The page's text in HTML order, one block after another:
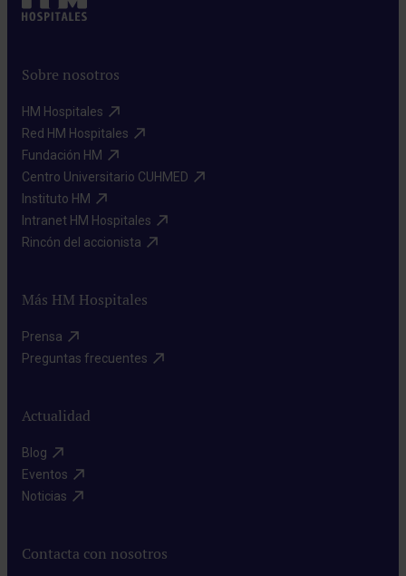
Sobre nosotros
HM Hospitales​
Red HM Hospitales​
Fundación HM​
Centro Universitario CUHMED​
Instituto HM​
Intranet HM Hospitales​
Rincón del accionista​
Más HM Hospitales
Prensa​
Preguntas frecuentes​
Actualidad
Blog​
Eventos​
Noticias​
Contacta con nosotros